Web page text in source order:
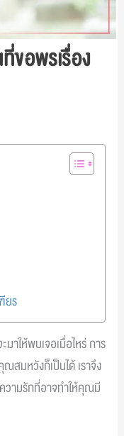
ขอพรเรื่อง
ยร
าให้พบเจอเมื่อไหร่ การ
สมหวังก็เป็นได้ เราจึง
วามรักที่อาจทำให้คุณมี